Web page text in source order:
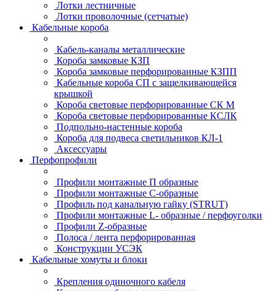
Лотки лестничные
Лотки проволочные (сетчатые)
Кабельные короба
Кабель-каналы металлические
Короба замковые КЗП
Короба замковые перфорированные КЗПП
Кабельные короба СП с защелкивающейся
крышкой
Короба световые перфорированные СК М
Короба световые перфорированные КСЛК
Подпольно-настенные короба
Короба для подвеса светильников КЛ-1
Аксессуары
Перфопрофили
Профили монтажные П образные
Профили монтажные C-образные
Профиль под канальную гайку (STRUT)
Профили монтажные L- образные / перфоуголки
Профили Z-образные
Полоса / лента перфорированная
Конструкции УСЭК
Кабельные хомуты и блоки
Крепления одиночного кабеля